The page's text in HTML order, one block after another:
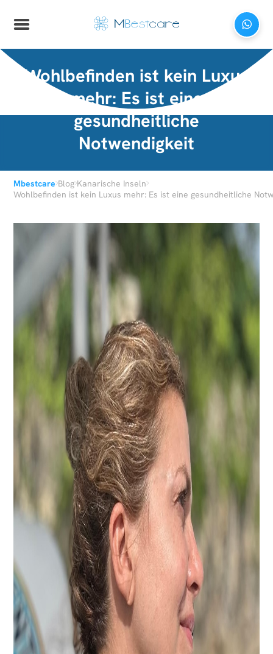
Wohlbefinden ist kein Luxus
mehr: Es ist eine
gesundheitliche
Notwendigkeit
Mbestcare›Blog›Kanarische Inseln›
Wohlbefinden ist kein Luxus mehr: Es ist eine gesundheitliche